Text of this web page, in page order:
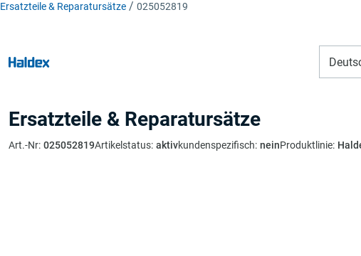
Ersatzteile & Reparatursätze 025052819
Ersatzteile & Reparatursätze
Art.-Nr: 025052819Artikelstatus: aktivkundenspezifisch: neinProduktlinie: